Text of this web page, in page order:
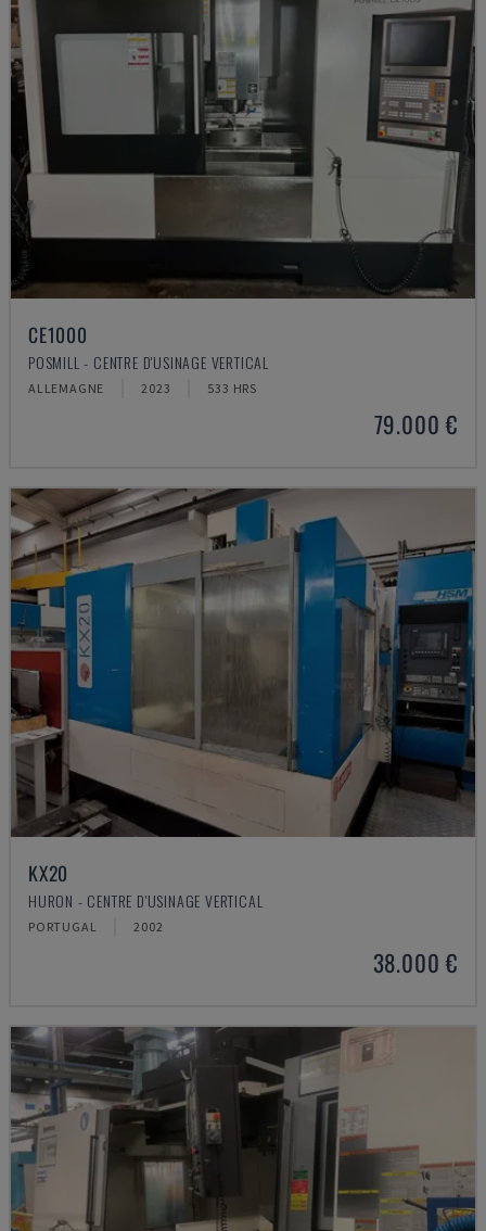
CE1000
POSMILL - CENTRE D'USINAGE VERTICAL
ALLEMAGNE 2023 533 HRS
79.000 €
KX20
HURON - CENTRE D'USINAGE VERTICAL
PORTUGAL 2002
38.000 €